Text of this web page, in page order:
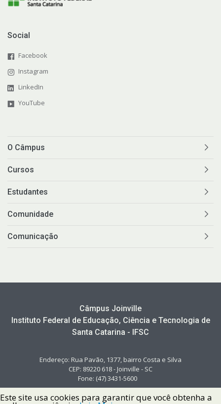
Social
Facebook
Instagram
LinkedIn
YouTube
O Câmpus
Cursos
Estudantes
Comunidade
Comunicação
Câmpus Joinville
Instituto Federal de Educação, Ciência e Tecnologia de
Santa Catarina - IFSC
Endereço: Rua Pavão, 1377, bairro Costa e Silva
CEP: 89220 618 - Joinville - SC
Fone: (47) 3431-5600
Este site usa cookies para garantir que você obtenha a